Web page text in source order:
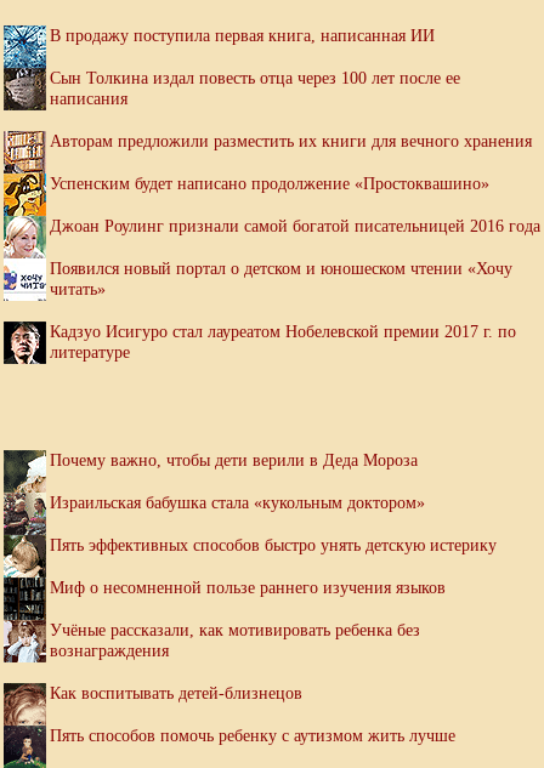
В продажу поступила первая книга, написанная ИИ
Сын Толкина издал повесть отца через 100 лет после ее
написания
Авторам предложили разместить их книги для вечного хранения
Успенским будет написано продолжение «Простоквашино»
Джоан Роулинг признали самой богатой писательницей 2016 года
Появился новый портал о детском и юношеском чтении «Хочу
читать»
Кадзуо Исигуро стал лауреатом Нобелевской премии 2017 г. по
литературе
Почему важно, чтобы дети верили в Деда Мороза
Израильская бабушка стала «кукольным доктором»
Пять эффективных способов быстро унять детскую истерику
Миф о несомненной пользе раннего изучения языков
Учёные рассказали, как мотивировать ребенка без
вознаграждения
Как воспитывать детей-близнецов
Пять способов помочь ребенку с аутизмом жить лучше